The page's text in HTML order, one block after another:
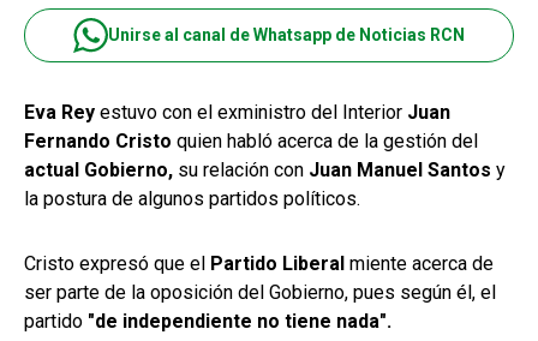
Unirse al canal de Whatsapp de Noticias RCN
Eva Rey estuvo con el exministro del Interior Juan
Fernando Cristo quien habló acerca de la gestión del
actual Gobierno, su relación con Juan Manuel Santos y
la postura de algunos partidos políticos.
Cristo expresó que el Partido Liberal miente acerca de
ser parte de la oposición del Gobierno, pues según él, el
partido "de independiente no tiene nada".